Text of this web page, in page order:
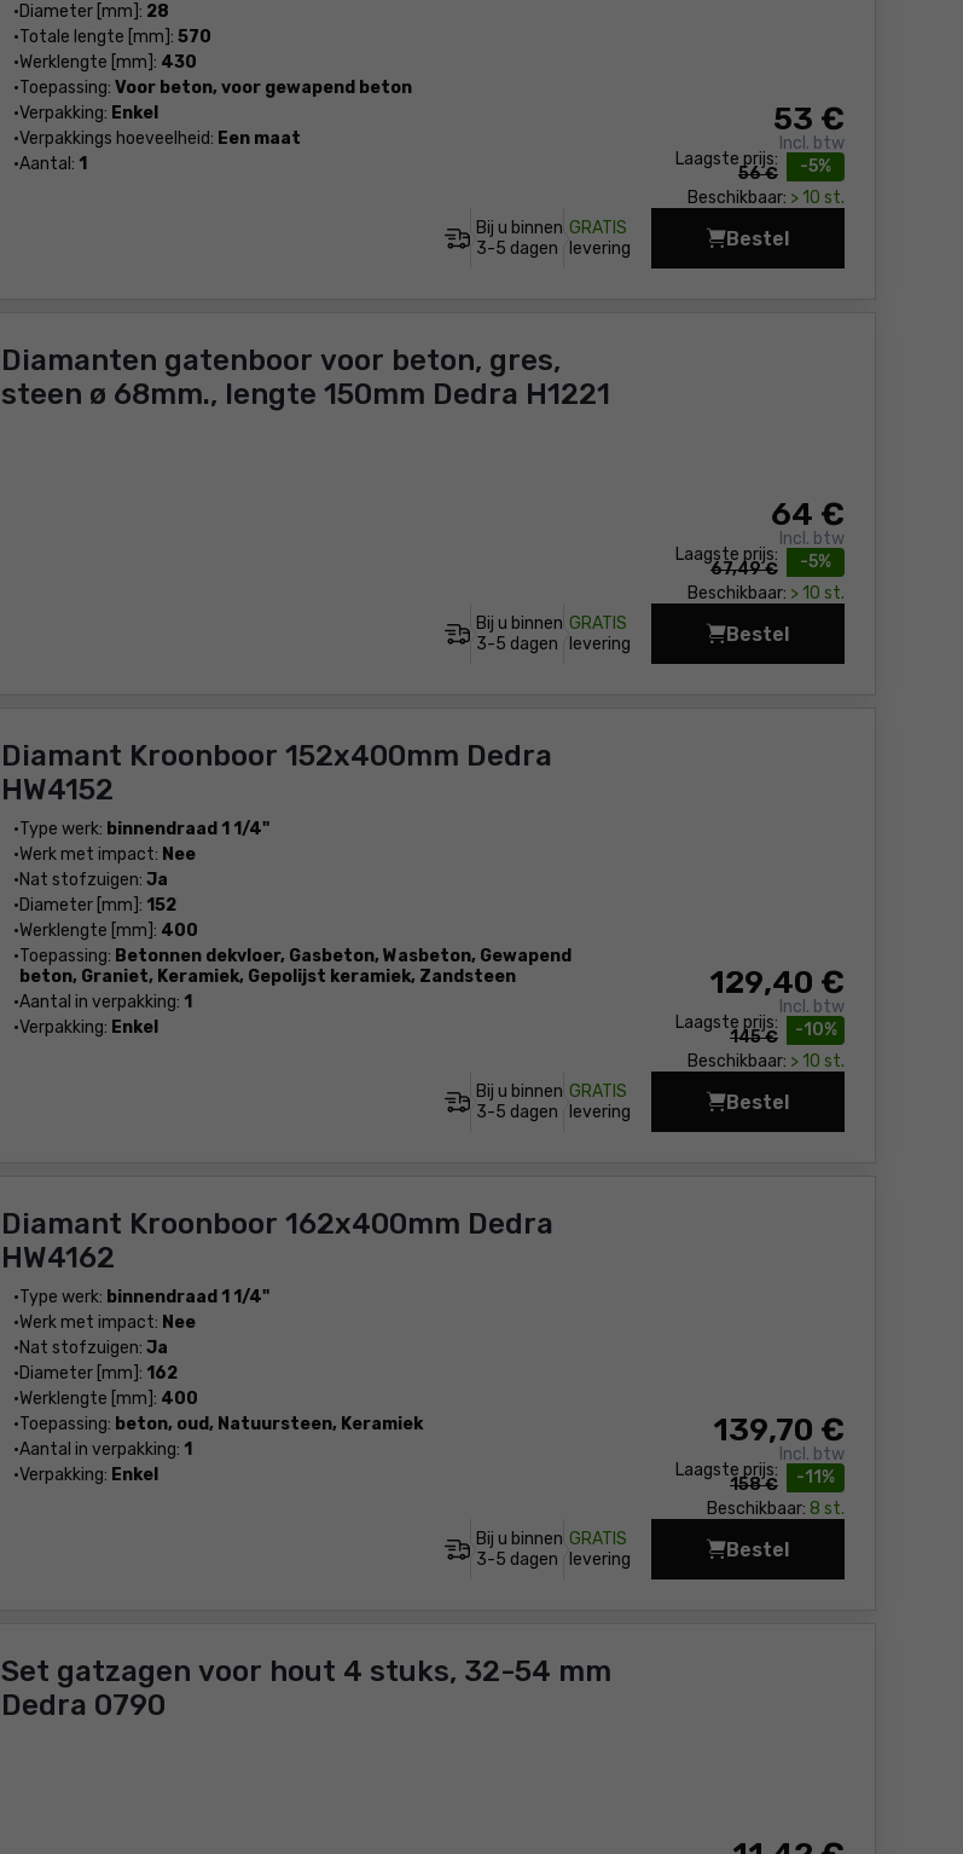
Diameter [mm]: 28
Totale lengte [mm]: 570
Werklengte [mm]: 430
Toepassing: Voor beton, voor gewapend beton
Verpakking: Enkel
Verpakkings hoeveelheid: Een maat
Aantal: 1 -5%
Laagste prijs:
56 €
53 €
Incl. btw
Beschikbaar: > 10 st.
Bij u binnen
3-5 dagen
GRATIS
levering
Bestel
Betonboor 28x570/
Diamanten gatenboor voor beton, gres,
steen ø 68mm., lengte 150mm Dedra H1221
-5%
Laagste prijs:
67,49 €
64 €
Incl. btw
Beschikbaar: > 10 st.
Bij u binnen
3-5 dagen
GRATIS
levering
Bestel
Diamanten
Diamant Kroonboor 152x400mm Dedra
HW4152
Type werk: binnendraad 1 1/4"
Werk met impact: Nee
Nat stofzuigen: Ja
Diameter [mm]: 152
Werklengte [mm]: 400
Toepassing: Betonnen dekvloer, Gasbeton, Wasbeton, Gewapend
beton, Graniet, Keramiek, Gepolijst keramiek, Zandsteen
Aantal in verpakking: 1
Verpakking: Enkel -10%
Laagste prijs:
145 €
129,40 €
Incl. btw
Beschikbaar: > 10 st.
Bij u binnen
3-5 dagen
GRATIS
levering
Bestel
Diamant Kroonboor
Diamant Kroonboor 162x400mm Dedra
HW4162
Type werk: binnendraad 1 1/4"
Werk met impact: Nee
Nat stofzuigen: Ja
Diameter [mm]: 162
Werklengte [mm]: 400
Toepassing: beton, oud, Natuursteen, Keramiek
Aantal in verpakking: 1
Verpakking: Enkel -11%
Laagste prijs:
158 €
139,70 €
Incl. btw
Beschikbaar: 8 st.
Bij u binnen
3-5 dagen
GRATIS
levering
Bestel
Diamant Kroonboor
Set gatzagen voor hout 4 stuks, 32-54 mm
Dedra 0790